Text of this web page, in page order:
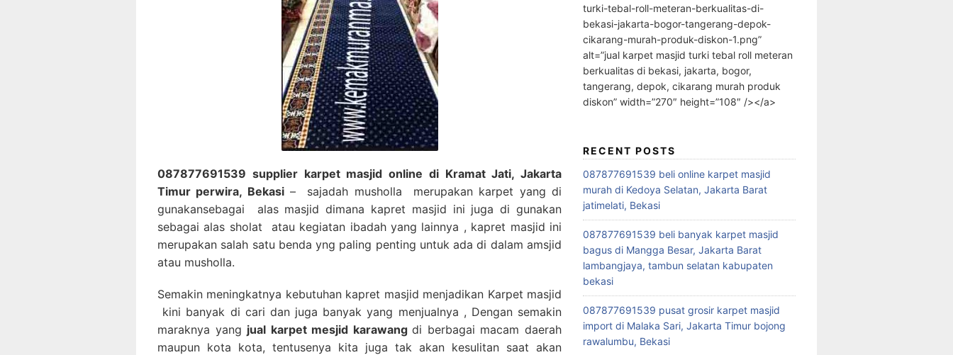
087877691539 supplier karpet masjid online di Kramat Jati, Jakarta
Timur perwira, Bekasi– sajadah musholla merupakan karpet yang di
gunakansebagai alas masjid dimana kapret masjid ini juga di gunakan
sebagai alas sholat atau kegiatan ibadah yang lainnya , kapret masjid ini
merupakan salah satu benda yng paling penting untuk ada di dalam amsjid
atau musholla.
Semakin meningkatnya kebutuhan kapret masjid menjadikan Karpet masjid
kini banyak di cari dan juga banyak yang menjualnya , Dengan semakin
maraknya yang jual karpet mesjid karawangdi berbagai macam daerah
maupun kota kota, tentusenya kita juga tak akan kesulitan saat akan
turki-tebal-roll-meteran-berkualitas-di-
bekasi-jakarta-bogor-tangerang-depok-
cikarang-murah-produk-diskon-1.png”
alt=”jual karpet masjid turki tebal roll meteran
berkualitas di bekasi, jakarta, bogor,
tangerang, depok, cikarang murah produk
diskon” width=”270″ height=”108″ /></a>
RECENT POSTS
087877691539 beli online karpet masjid
murah di Kedoya Selatan, Jakarta Barat
jatimelati, Bekasi
087877691539 beli banyak karpet masjid
bagus di Mangga Besar, Jakarta Barat
lambangjaya, tambun selatan kabupaten
bekasi
087877691539 pusat grosir karpet masjid
import di Malaka Sari, Jakarta Timur bojong
rawalumbu, Bekasi